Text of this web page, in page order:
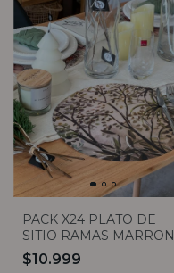
PACK X24 PLATO DE
SITIO RAMAS MARRON
Y VERDE
$10.999